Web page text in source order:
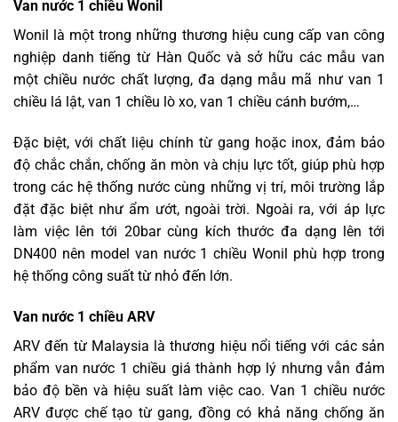
Van nước 1 chiều Wonil
Wonil là một trong những thương hiệu cung cấp van công
nghiệp danh tiếng từ Hàn Quốc và sở hữu các mẫu van
một chiều nước chất lượng, đa dạng mẫu mã như van 1
chiều lá lật, van 1 chiều lò xo, van 1 chiều cánh bướm,…
Đặc biệt, với chất liệu chính từ gang hoặc inox, đảm bảo
độ chắc chắn, chống ăn mòn và chịu lực tốt, giúp phù hợp
trong các hệ thống nước cùng những vị trí, môi trường lắp
đặt đặc biệt như ẩm ướt, ngoài trời. Ngoài ra, với áp lực
làm việc lên tới 20bar cùng kích thước đa dạng lên tới
DN400 nên model van nước 1 chiều Wonil phù hợp trong
hệ thống công suất từ nhỏ đến lớn.
Van nước 1 chiều ARV
ARV đến từ Malaysia là thương hiệu nổi tiếng với các sản
phẩm van nước 1 chiều giá thành hợp lý nhưng vẫn đảm
bảo độ bền và hiệu suất làm việc cao. Van 1 chiều nước
ARV được chế tạo từ gang, đồng có khả năng chống ăn